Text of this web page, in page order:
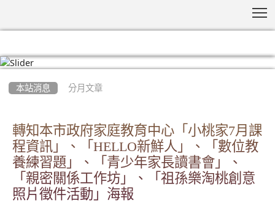
本站消息 分月文章
轉知本市政府家庭教育中心「小桃家7月課
程資訊」、「HELLO新鮮人」、「數位教
養練習題」、「青少年家長讀書會」、
「親密關係工作坊」、「祖孫樂淘桃創意
照片徵件活動」海報